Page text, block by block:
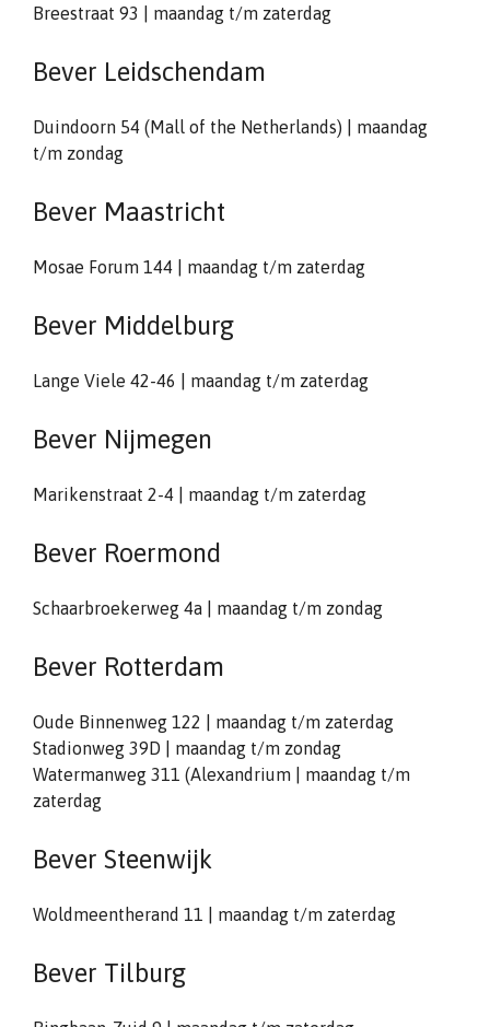
Breestraat 93 | maandag t/m zaterdag
Bever Leidschendam
Duindoorn 54 (Mall of the Netherlands) | maandag
t/m zondag
Bever Maastricht
Mosae Forum 144 | maandag t/m zaterdag
Bever Middelburg
Lange Viele 42-46 | maandag t/m zaterdag
Bever Nijmegen
Marikenstraat 2-4 | maandag t/m zaterdag
Bever Roermond
Schaarbroekerweg 4a | maandag t/m zondag
Bever Rotterdam
Oude Binnenweg 122 | maandag t/m zaterdag
Stadionweg 39D | maandag t/m zondag
Watermanweg 311 (Alexandrium | maandag t/m
zaterdag
Bever Steenwijk
Woldmeentherand 11 | maandag t/m zaterdag
Bever Tilburg